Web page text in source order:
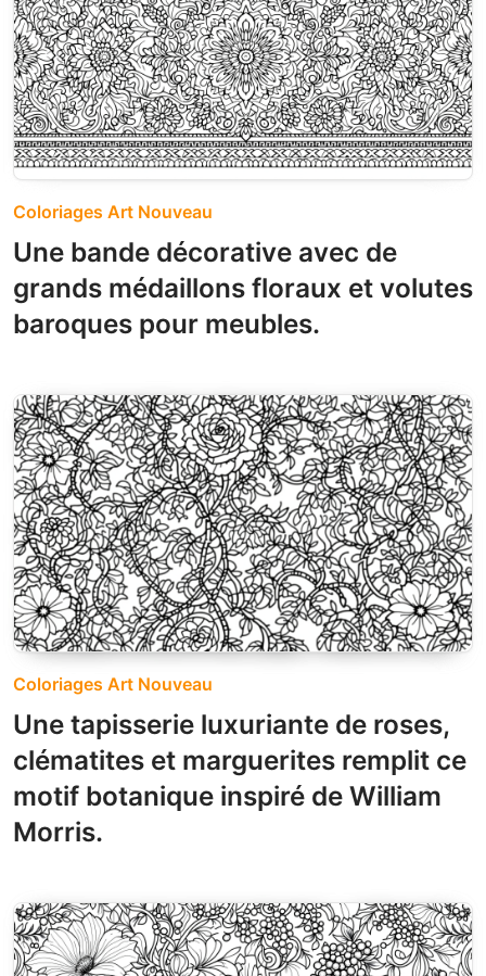
Coloriages Art Nouveau
Une bande décorative avec de
grands médaillons floraux et volutes
baroques pour meubles.
Coloriages Art Nouveau
Une tapisserie luxuriante de roses,
clématites et marguerites remplit ce
motif botanique inspiré de William
Morris.